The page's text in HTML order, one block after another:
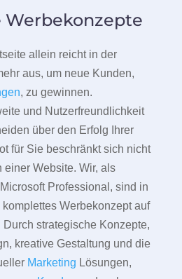
allein reicht in der
aus, um neue Kunden,
, zu gewinnen.
und Nutzerfreundlichkeit
über den Erfolg Ihrer
für Sie beschränkt sich nicht
einer Website. Wir, als
Professional, sind in
Werbekonzept auf
strategische Konzepte,
kreative Gestaltung und die
Marketing Lösungen,